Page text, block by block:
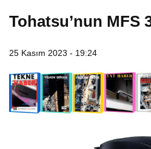
Tohatsu’nun MFS
25 Kasım 2023 - 19:24